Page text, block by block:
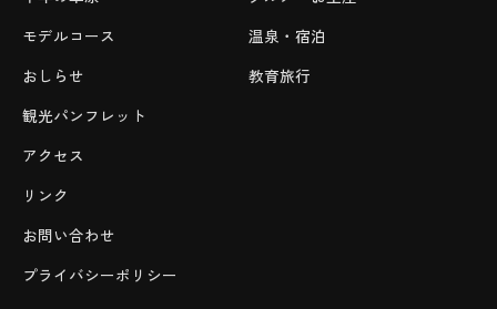
モデルコース
おしらせ
温泉・宿泊
教育旅行
観光パンフレット
アクセス
リンク
お問い合わせ
プライバシーポリシー